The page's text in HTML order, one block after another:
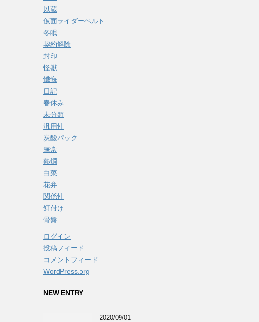
以蔵
仮面ライダーベルト
冬眠
契約解除
封印
怪獣
懺悔
日記
春休み
未分類
汎用性
炭酸パック
無常
熱燗
白菜
花弁
関係性
餌付け
骨盤
ログイン
投稿フィード
コメントフィード
WordPress.org
NEW ENTRY
2020/09/01